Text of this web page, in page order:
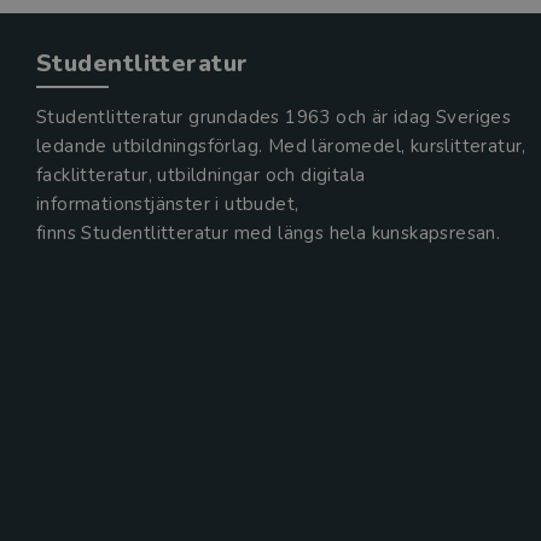
Studentlitteratur
Studentlitteratur grundades 1963 och är idag Sveriges
ledande utbildningsförlag. Med läromedel, kurslitteratur,
facklitteratur, utbildningar och digitala
informationstjänster i utbudet,
finns Studentlitteratur med längs hela kunskapsresan.